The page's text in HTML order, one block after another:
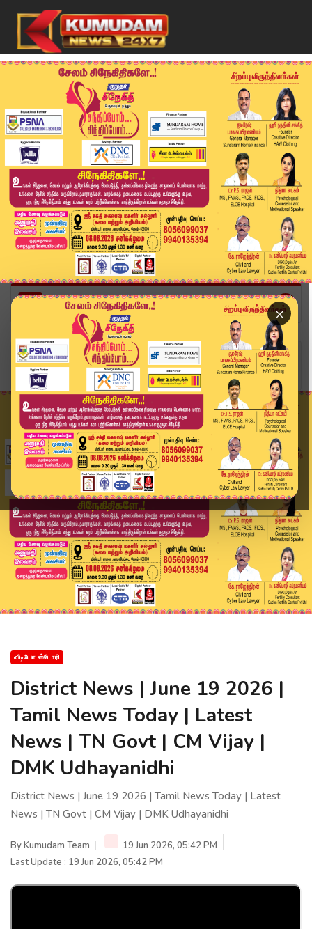
×
Home
வீடியோ ஸ்டோரி
District News | June 19 2026 | Tamil News Today...
வீடியோ ஸ்டோரி
District News | June 19 2026 |
Tamil News Today | Latest
News | TN Govt | CM Vijay |
DMK Udhayanidhi
District News | June 19 2026 | Tamil News Today | Latest
News | TN Govt | CM Vijay | DMK Udhayanidhi
ByKumudam Team
19 Jun 2026, 05:42 PM
Last Update : 19 Jun 2026, 05:42 PM